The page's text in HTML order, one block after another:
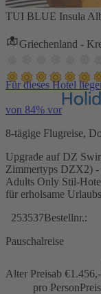
TUI BLUE Insula
Griechenland -
Für dieses Hotel
von 84% vor
8-tägige Flugreise,
Upgrade auf DZ
Zimmertyps DZX2) -
Adults Only Stil-
für erholsame
253537Bestellnr.:
Pauschalreise
Alter Preisab €1.456,-
pro Person